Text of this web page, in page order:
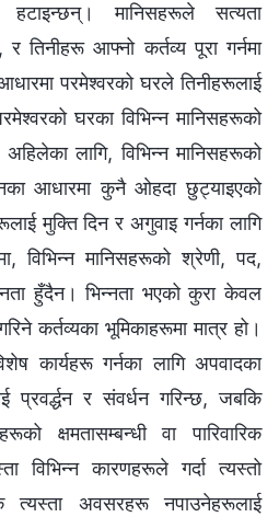
मानिसहरूले सत्यता
तिनीहरू आफ्‍नो कर्तव्य पूरा गर्नमा
परमेश्‍वरको घरले तिनीहरूलाई
घरका विभिन्‍न मानिसहरूको
लागि, विभिन्‍न मानिसहरूको
आधारमा कुनै ओहदा छुट्याइएको
मुक्ति दिन र अगुवाइ गर्नका लागि
विभिन्‍न मानिसहरूको श्रेणी, पद,
हुँदैन। भिन्‍नता भएको कुरा केवल
कर्तव्यका भूमिकाहरूमा मात्र हो।
कार्यहरू गर्नका लागि अपवादका
प्रवर्द्धन र संवर्धन गरिन्छ, जबकि
क्षमतासम्बन्धी वा पारिवारिक
विभिन्‍न कारणहरूले गर्दा त्यस्तो
अवसरहरू नपाउनेहरूलाई